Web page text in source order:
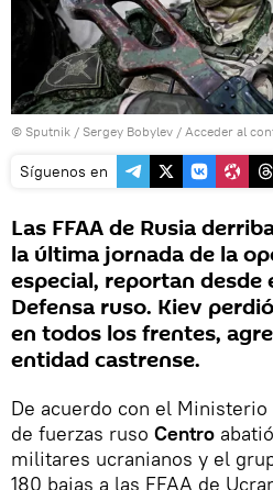
© Sputnik / Sergey Bobylev / Acceder al
Síguenos en
Las FFAA de Rusia
la última jornada de la
especial, reportan desde
Defensa ruso. Kiev
en todos los frentes,
entidad castrense.
De acuerdo con el
de fuerzas ruso Centro
militares ucranianos y el
180 bajas a las FFAA de